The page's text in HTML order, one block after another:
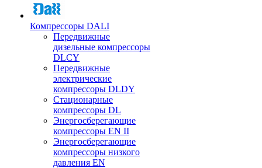
Компрессоры DALI
Передвижные
дизельные компрессоры
DLCY
Передвижные
электрические
компрессоры DLDY
Стационарные
компрессоры DL
Энергосберегающие
компрессоры EN II
Энергосберегающие
компрессоры низкого
давления EN